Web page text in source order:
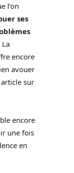
l’on
ses
La
encore
avouer
sur
encore
une fois
en